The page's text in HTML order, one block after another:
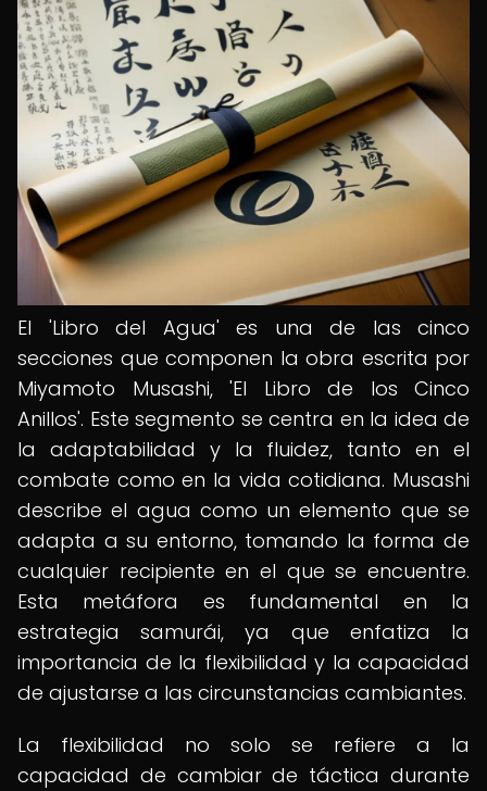
El 'Libro del Agua' es una de las cinco
secciones que componen la obra escrita por
Miyamoto Musashi, 'El Libro de los Cinco
Anillos'. Este segmento se centra en la idea de
la adaptabilidad y la fluidez, tanto en el
combate como en la vida cotidiana. Musashi
describe el agua como un elemento que se
adapta a su entorno, tomando la forma de
cualquier recipiente en el que se encuentre.
Esta metáfora es fundamental en la
estrategia samurái, ya que enfatiza la
importancia de la flexibilidad y la capacidad
de ajustarse a las circunstancias cambiantes.
La flexibilidad no solo se refiere a la
capacidad de cambiar de táctica durante